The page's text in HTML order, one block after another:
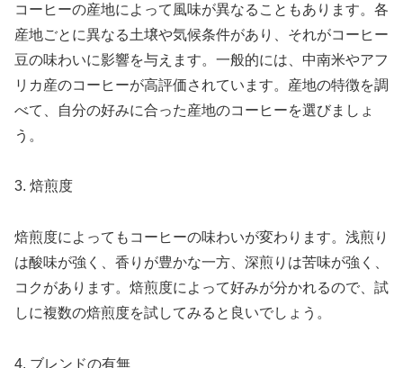
コーヒーの産地によって風味が異なることもあります。各
産地ごとに異なる土壌や気候条件があり、それがコーヒー
豆の味わいに影響を与えます。一般的には、中南米やアフ
リカ産のコーヒーが高評価されています。産地の特徴を調
べて、自分の好みに合った産地のコーヒーを選びましょ
う。
3. 焙煎度
焙煎度によってもコーヒーの味わいが変わります。浅煎り
は酸味が強く、香りが豊かな一方、深煎りは苦味が強く、
コクがあります。焙煎度によって好みが分かれるので、試
しに複数の焙煎度を試してみると良いでしょう。
4. ブレンドの有無